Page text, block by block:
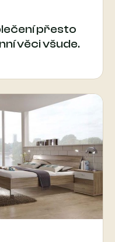
přesto
věci všude.